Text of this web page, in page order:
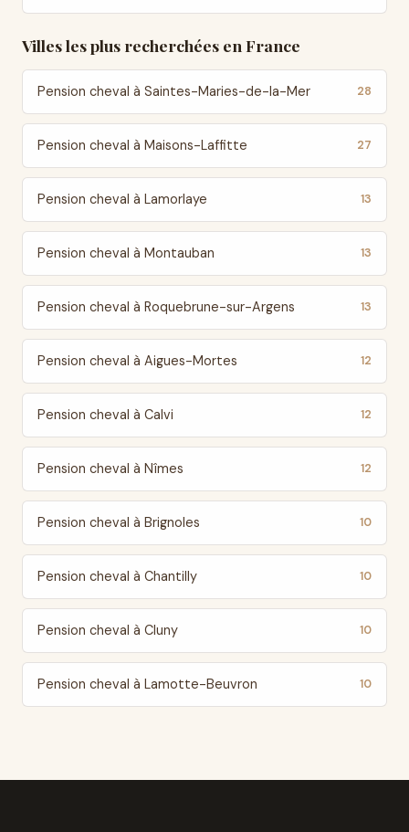
Villes les plus recherchées en France
Pension cheval à Saintes-Maries-de-la-Mer 28
Pension cheval à Maisons-Laffitte 27
Pension cheval à Lamorlaye 13
Pension cheval à Montauban 13
Pension cheval à Roquebrune-sur-Argens 13
Pension cheval à Aigues-Mortes 12
Pension cheval à Calvi 12
Pension cheval à Nîmes 12
Pension cheval à Brignoles 10
Pension cheval à Chantilly 10
Pension cheval à Cluny 10
Pension cheval à Lamotte-Beuvron 10